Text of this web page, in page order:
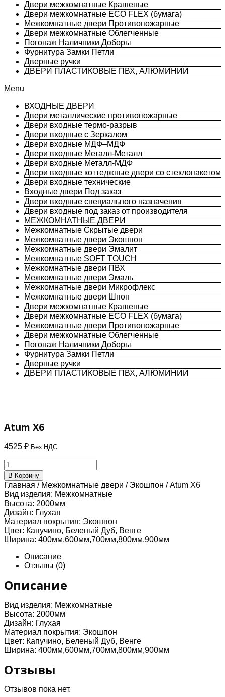
Двери межкомнатные Крашеные
Двери межкомнатные ECO FLEX (бумага)
Межкомнатные двери Противопожарные
Двери межкомнатные Облегченные
Погонаж Наличники Доборы
Фурнитура Замки Петли
Дверные ручки
ДВЕРИ ПЛАСТИКОВЫЕ ПВХ, АЛЮМИНИЙ
Menu
ВХОДНЫЕ ДВЕРИ
Двери металлические противопожарные
Двери входные термо-разрыв
Двери входные с Зеркалом
Двери входные МДФ–МДФ
Двери входные Металл-Металл
Двери входные Металл-МДФ
Двери входные коттеджные двери со стеклопакетом
Двери входные технические
Входные двери Под заказ
Двери входные специального назначения
Двери входные под заказ от производителя
МЕЖКОМНАТНЫЕ ДВЕРИ
Межкомнатные Скрытые двери
Межкомнатные двери Экошпон
Межкомнатные двери Эмалит
Межкомнатные SOFT TOUCH
Межкомнатные двери ПВХ
Межкомнатные двери Эмаль
Межкомнатные двери Микрофлекс
Межкомнатные двери Шпон
Двери межкомнатные Крашеные
Двери межкомнатные ECO FLEX (бумага)
Межкомнатные двери Противопожарные
Двери межкомнатные Облегченные
Погонаж Наличники Доборы
Фурнитура Замки Петли
Дверные ручки
ДВЕРИ ПЛАСТИКОВЫЕ ПВХ, АЛЮМИНИЙ
Atum X6
4525 ₽ Без НДС
Количество
товара
Atum
X6
В Корзину
Главная / Межкомнатные двери / Экошпон / Atum X6
Вид изделия: Межкомнатные
Высота: 2000мм
Дизайн: Глухая
Материал покрытия: Экошпон
Цвет: Капучино, Беленый Дуб, Венге
Ширина: 400мм,600мм,700мм,800мм,900мм
Описание
Отзывы (0)
Описание
Вид изделия: Межкомнатные
Высота: 2000мм
Дизайн: Глухая
Материал покрытия: Экошпон
Цвет: Капучино, Беленый Дуб, Венге
Ширина: 400мм,600мм,700мм,800мм,900мм
Отзывы
Отзывов пока нет.